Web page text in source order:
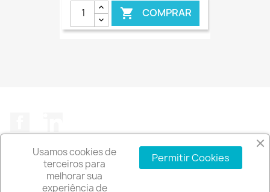
 COMPRAR
Usamos cookies de
terceiros para
melhorar sua
experiência de
Permitir Cookies